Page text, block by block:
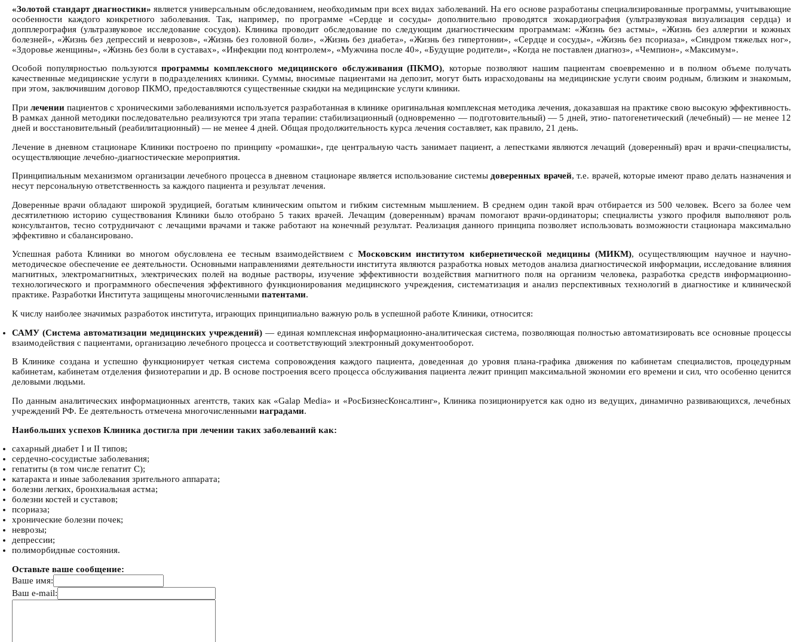
«Золотой стандарт диагностики» является универсальным обследованием, необходимым при всех видах заболеваний. На его основе разработаны специализированные программы, учитывающие
особенности каждого конкретного заболевания. Так, например, по программе «Сердце и сосуды» дополнительно проводятся эхокардиография (ультразвуковая визуализация сердца) и
допплерография (ультразвуковое исследование сосудов). Клиника проводит обследование по следующим диагностическим программам: «Жизнь без астмы», «Жизнь без аллергии и кожных
болезней», «Жизнь без депрессий и неврозов», «Жизнь без головной боли», «Жизнь без диабета», «Жизнь без гипертонии», «Сердце и сосуды», «Жизнь без псориаза», «Синдром тяжелых ног»,
«Здоровье женщины», «Жизнь без боли в суставах», «Инфекции под контролем», «Мужчина после 40», «Будущие родители», «Когда не поставлен диагноз», «Чемпион», «Максимум».
Особой популярностью пользуютсяпрограммы комплексного медицинского обслуживания (ПКМО), которые позволяют нашим пациентам своевременно и в полном объеме получать
качественные медицинские услуги в подразделениях клиники. Суммы, вносимые пациентами на депозит, могут быть израсходованы на медицинские услуги своим родным, близким и знакомым,
при этом, заключившим договор ПКМО, предоставляются существенные скидки на медицинские услуги клиники.
Прилечении пациентов с хроническими заболеваниями используется разработанная в клинике оригинальная комплексная методика лечения, доказавшая на практике свою высокую эффективность.
В рамках данной методики последовательно реализуются три этапа терапии: стабилизационный (одновременно — подготовительный) — 5 дней, этио- патогенетический (лечебный) — не менее 12
дней и восстановительный (реабилитационный) — не менее 4 дней. Общая продолжительность курса лечения составляет, как правило, 21 день.
Лечение в дневном стационаре Клиники построено по принципу «ромашки», где центральную часть занимает пациент, а лепестками являются лечащий (доверенный) врач и врачи-специалисты,
осуществляющие лечебно-диагностические мероприятия.
Принципиальным механизмом организации лечебного процесса в дневном стационаре является использование системы доверенных врачей, т.е. врачей, которые имеют право делать назначения и
несут персональную ответственность за каждого пациента и результат лечения.
Доверенные врачи обладают широкой эрудицией, богатым клиническим опытом и гибким системным мышлением. В среднем один такой врач отбирается из 500 человек. Всего за более чем
десятилетнюю историю существования Клиники было отобрано 5 таких врачей. Лечащим (доверенным) врачам помогают врачи-ординаторы; специалисты узкого профиля выполняют роль
консультантов, тесно сотрудничают с лечащими врачами и также работают на конечный результат. Реализация данного принципа позволяет использовать возможности стационара максимально
эффективно и сбалансировано.
Успешная работа Клиники во многом обусловлена ее тесным взаимодействием сМосковским институтом кибернетической медицины (МИКМ), осуществляющим научное и научно-
методическое обеспечение ее деятельности. Основными направлениями деятельности института являются разработка новых методов анализа диагностической информации, исследование влияния
магнитных, электромагнитных, электрических полей на водные растворы, изучение эффективности воздействия магнитного поля на организм человека, разработка средств информационно-
технологического и программного обеспечения эффективного функционирования медицинского учреждения, систематизация и анализ перспективных технологий в диагностике и клинической
практике. Разработки Института защищены многочисленными патентами.
К числу наиболее значимых разработок института, играющих принципиально важную роль в успешной работе Клиники, относится:
САМУ (Система автоматизации медицинских учреждений)— единая комплексная информационно-аналитическая система, позволяющая полностью автоматизировать все основные процессы
взаимодействия с пациентами, организацию лечебного процесса и соответствующий электронный документооборот.
В Клинике создана и успешно функционирует четкая система сопровождения каждого пациента, доведенная до уровня плана-графика движения по кабинетам специалистов, процедурным
кабинетам, кабинетам отделения физиотерапии и др. В основе построения всего процесса обслуживания пациента лежит принцип максимальной экономии его времени и сил, что особенно ценится
деловыми людьми.
По данным аналитических информационных агентств, таких как «Galap Media» и «РосБизнесКонсалтинг», Клиника позиционируется как одно из ведущих, динамично развивающихся, лечебных
учреждений РФ. Ее деятельность отмечена многочисленными наградами.
Наибольших успехов Клиника достигла при лечении таких заболеваний как:
сахарный диабет I и II типов;
сердечно-сосудистые заболевания;
гепатиты (в том числе гепатит С);
катаракта и иные заболевания зрительного аппарата;
болезни легких, бронхиальная астма;
болезни костей и суставов;
псориаза;
хронические болезни почек;
неврозы;
депрессии;
полиморбидные состояния.
Оставьте ваше сообщение:
Ваше имя:
Ваш e-mail: